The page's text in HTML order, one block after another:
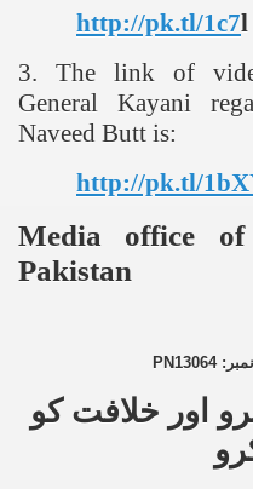
http://pk.tl/1c7l
3. The link of
General Kayani
Naveed Butt is:
http://pk.tl/
Media office
Pakistan
نمبر: PN13064
اور خلافت کو